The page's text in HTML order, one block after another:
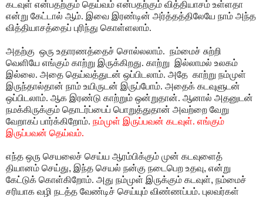
கடவுள் என்பதற்கும் தெய்வம் என்பதற்கும் வித்தியாசம் உள்ளதா
என்று கேட்டால் ஆம். இவை இரண்டின் அர்த்தத்திலேயே நாம் அந்த
வித்தியாசத்தைப் புரிந்து கொள்ளலாம்.
அதற்கு ஒரு உதாரணத்தைச் சொல்லலாம். நம்மைச் சுற்றி
வெளியே எங்கும் காற்று இருக்கிறது. காற்று இல்லாமல் உலகம்
இல்லை. அதை தெய்வத்துடன் ஒப்பிடலாம். அதே காற்று நம்முள்
இருந்தால்தான் நாம் உயிருடன் இருப்போம். அதைக் கடவுளுடன்
ஒப்பிடலாம். ஆக இரண்டு காற்றும் ஒன்றுதான். ஆனால் அதனுடன்
நமக்கிருக்கும் தொடர்ப்பைப் பொறுத்துதான் அவற்றை வேறு
வேறாகப் பார்க்கிறோம். நம்முள் இருப்பவன் கடவுள். எங்கும்
இருப்பவன் தெய்வம்.
எந்த ஒரு செயலைச் செய்ய ஆரம்பிக்கும் முன் கடவுளைத்
தியானம் செய்து, இந்த செயல் நன்கு நடைபெற உதவு, என்று
கேட்டுக் கொள்கிறோம். அது நம்முள் இருக்கும் கடவுள், நம்மைச்
சரியாக வழி நடத்த வேண்டிச் செய்யும் விண்ணப்பம். புலவர்கள்